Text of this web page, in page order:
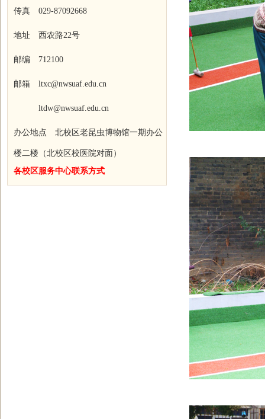
传真 029-87092668
地址 西农路22号
邮编 712100
邮箱 ltxc@nwsuaf.edu.cn
ltdw@nwsuaf.edu.cn
办公地点 北校区老昆虫博物馆一期办公
楼二楼（北校区校医院对面）
各校区服务中心联系方式